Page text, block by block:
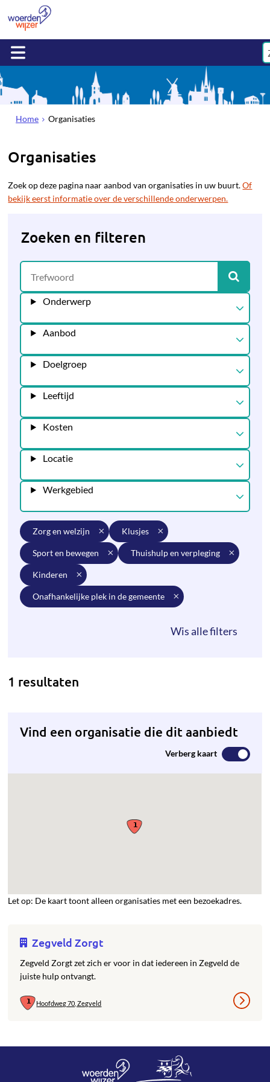
Home Organisaties
Organisaties
Zoek op deze pagina naar aanbod van organisaties in uw buurt.Of
bekijk eerst informatie over de verschillende onderwerpen.
Zoeken en filteren
Onderwerp
Aanbod
Doelgroep
Leeftijd
Kosten
Locatie
Werkgebied
zorg en welzijn klusjes
sport en bewegen thuishulp en verpleging
kinderen
onafhankelijke plek in de gemeente
1 resultaten
Vind een organisatie die dit aanbiedt
Verberg kaart
Let op: De kaart toont alleen organisaties met een bezoekadres.
Zegveld Zorgt
Zegveld Zorgt zet zich er voor in dat iedereen in Zegveld de
juiste hulp ontvangt.
Hoofdweg 70, Zegveld